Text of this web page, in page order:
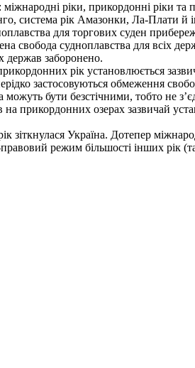
ріки, прикордонні ріки та
система рік Амазонки, Ла-Плати й
для торгових суден
свобода судноплавства для всіх
держав заборонено.
рік установлюється
застосовуються обмеження
бути безстічними, тобто не
прикордонних озерах зазвичай
зіткнулася Україна. Дотепер
режим більшості інших рік